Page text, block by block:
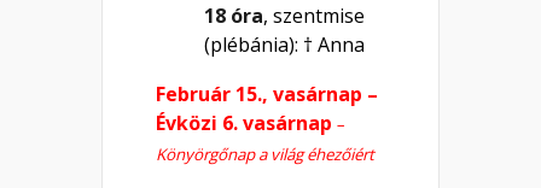
18 óra, szentmise
(plébánia): † Anna
Február 15., vasárnap –
Évközi 6. vasárnap –
Könyörgőnap a világ éhezőiért